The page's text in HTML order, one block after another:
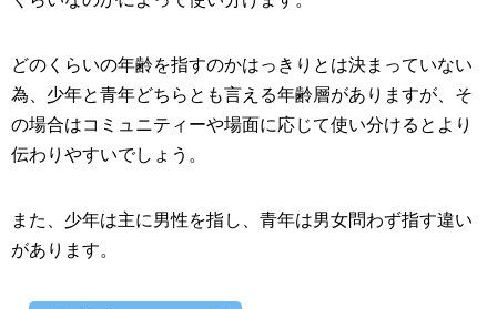
どのくらいの年齢を指すのかはっきりとは決まっていない
為、少年と青年どちらとも言える年齢層がありますが、そ
の場合はコミュニティーや場面に応じて使い分けるとより
伝わりやすいでしょう。
また、少年は主に男性を指し、青年は男女問わず指す違い
があります。